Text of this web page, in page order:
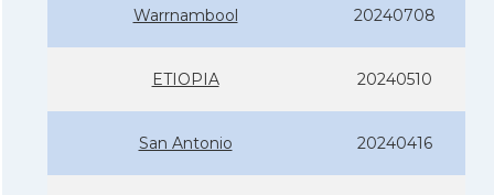
Warrnambool 20240708
ETIOPIA 20240510
San Antonio 20240416